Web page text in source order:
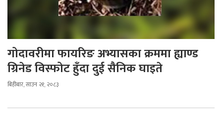
गोदावरीमा फायरिङ अभ्यासका क्रममा ह्याण्ड
ग्रिनेड विस्फोट हुँदा दुई सैनिक घाइते
बिहीबार, साउन २१, २०८३